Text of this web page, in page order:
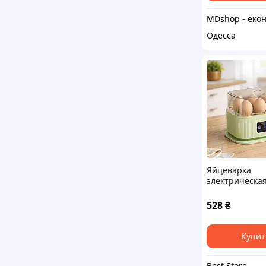
Одесса
Яйцеварка
528₴